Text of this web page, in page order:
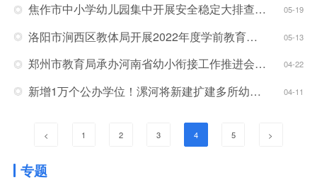
焦作市中小学幼儿园集中开展安全稳定大排查大整治 05-19
洛阳市涧西区教体局开展2022年度学前教育优质课评比活动 05-13
郑州市教育局承办河南省幼小衔接工作推进会暨课程建设论坛 04-22
新增1万个公办学位！漯河将新建扩建多所幼儿园 04-11
< 1 2 3 4 5 >
专题